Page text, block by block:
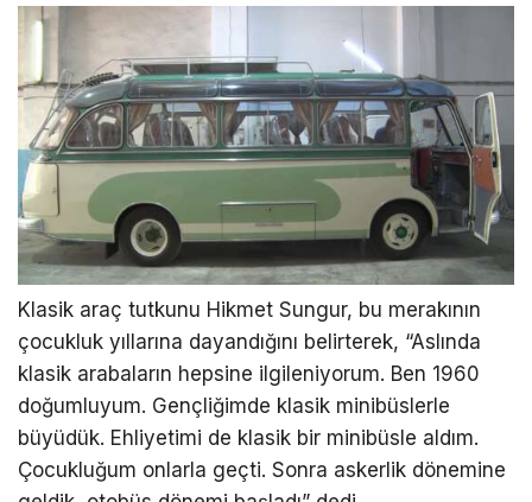
Klasik araç tutkunu Hikmet Sungur, bu merakının
çocukluk yıllarına dayandığını belirterek, “Aslında
klasik arabaların hepsine ilgileniyorum. Ben 1960
doğumluyum. Gençliğimde klasik minibüslerle
büyüdük. Ehliyetimi de klasik bir minibüsle aldım.
Çocukluğum onlarla geçti. Sonra askerlik dönemine